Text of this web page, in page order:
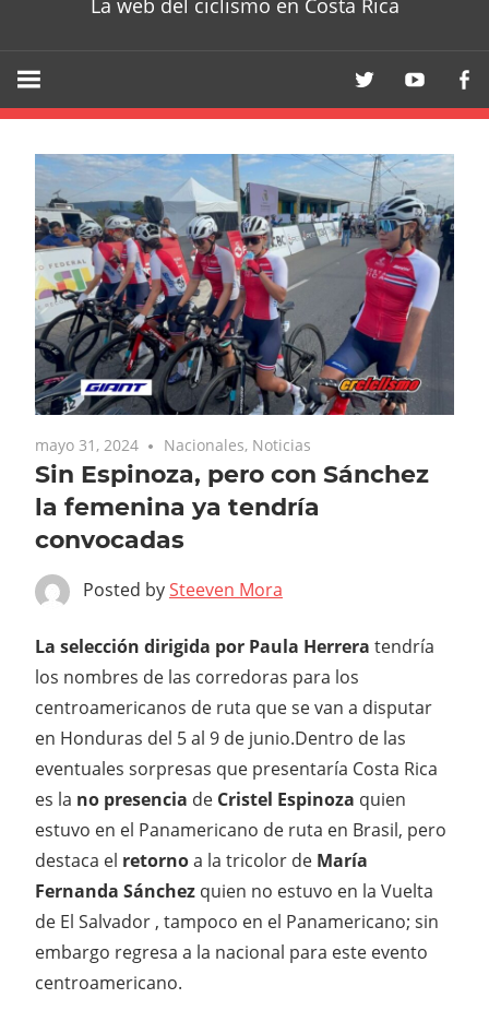
La web del ciclismo en Costa Rica
mayo 31, 2024 Nacionales, Noticias
Sin Espinoza, pero con Sánchez
la femenina ya tendría
convocadas
Posted bySteeven Mora
La selección dirigida por Paula Herrera tendría
los nombres de las corredoras para los
centroamericanos de ruta que se van a disputar
en Honduras del 5 al 9 de junio.Dentro de las
eventuales sorpresas que presentaría Costa Rica
es la no presencia de Cristel Espinoza quien
estuvo en el Panamericano de ruta en Brasil, pero
destaca el retornoa la tricolor de María
Fernanda Sánchez quien no estuvo en la Vuelta
de El Salvador , tampoco en el Panamericano; sin
embargo regresa a la nacional para este evento
centroamericano.